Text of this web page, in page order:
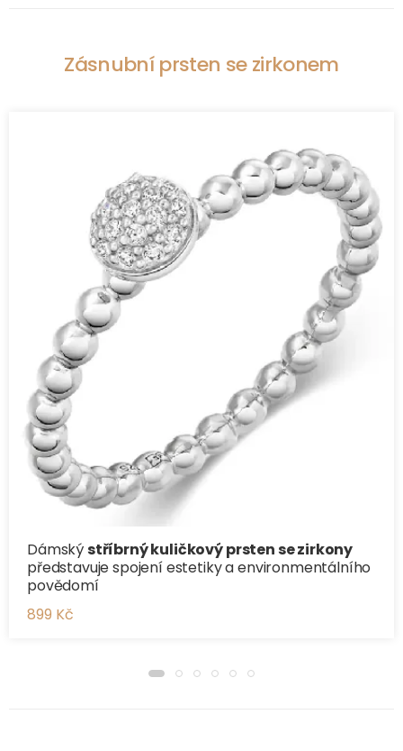
Zásnubní prsten se zirkonem
Dámskýstříbrný kuličkový prsten se zirkony
představuje spojení estetiky a environmentálního
povědomí
899 Kč